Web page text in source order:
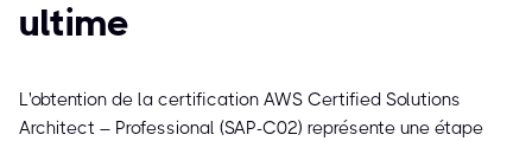
ultime
L'obtention de la certification AWS Certified Solutions
Architect – Professional (SAP-C02) représente une étape